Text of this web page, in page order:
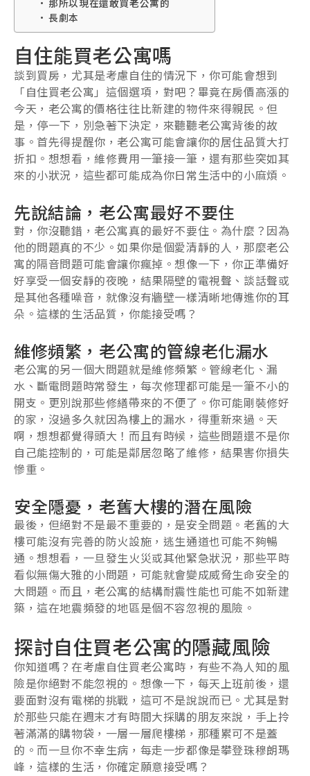
那所以現在還敢買老公寓的
長劇本
自住能買老公寓嗎
談到買房，尤其是考慮自住的情況下，你可能會想到
「自住買老公寓」這個選項，對吧？畢竟在房價高漲的
今天，老公寓的價格往往比新建的物件來得親民。但
是，停一下，別急著下決定，來聽聽老公寓背後的故
事。首先得提醒你，老公寓可能會讓你的居住品質大打
折扣。想想看，維修費用一筆接一筆，還有那些突如其
來的小狀況，這些都可能成為你日常生活中的小麻煩。
先說結論，老公寓最好不要住
對，你沒聽錯，老公寓真的最好不要住。為什麼？因為
他的問題真的不少。如果你是個愛清靜的人，那麼老公
寓的隔音問題可能會讓你瘋掉。想像一下，你正準備好
好享受一個安靜的夜晚，結果隔壁的電視聲、談話聲或
是其他各種噪音，就像沒有牆壁一樣清晰地傳進你的耳
朵。這樣的生活品質，你能接受嗎？
維修頻繁，老公寓的管線老化漏水
老公寓的另一個大問題就是維修頻繁。管線老化、漏
水、斷電問題時常發生，每次修理都可能是一筆不小的
開支。更別說那些修繕帶來的不便了。你可能剛裝修好
的家，沒過多久就因為樓上的漏水，得重新來過。天
啊，想想都覺得頭大！而且有時候，這些問題還不是你
自己能控制的，可能是鄰居忽略了維修，結果害你損失
慘重。
安全隱憂，老舊大樓的潛在風險
最後，但絕對不是最不重要的，是安全問題。老舊的大
樓可能沒有完善的防火設施，逃生通道也可能不夠暢
通。想想看，一旦發生火災或其他緊急狀況，那些平時
看似無傷大雅的小問題，可能就會變成威脅生命安全的
大問題。而且，老公寓的結構耐震性能也可能不如新建
築，這在地震頻發的地區是個不容忽視的風險。
探討自住買老公寓的隱藏風險
你知道嗎？在考慮自住買老公寓時，有些不為人知的風
險是你絕對不能忽視的。想像一下，每天上班前後，還
要面對沒有電梯的挑戰，這可不是說說而已。尤其是對
於那些只能在週末才有時間大採購的朋友來說，手上拎
著滿滿的購物袋，一層一層爬樓梯，那種累可不是蓋
的。而一旦你不幸生病，每走一步都像是攀登珠穆朗瑪
峰，這樣的生活，你確定願意接受嗎？